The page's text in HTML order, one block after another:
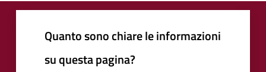
Quanto sono chiare le informazioni
su questa pagina?